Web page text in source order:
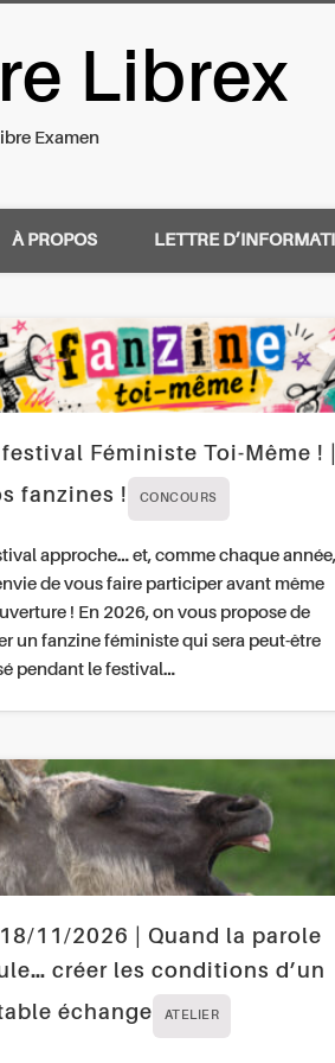
Examen
Librex
Examen
À PROPOS LETTRE
festival Féministe Toi-Même !
fanzines !
CONCOURS
approche… et, comme chaque année,
de vous faire participer avant même
! En 2026, on vous propose de
un fanzine féministe qui sera peut-être
pendant le festival…
11/2026 | Quand la parole
créer les conditions d’un
échange
ATELIER